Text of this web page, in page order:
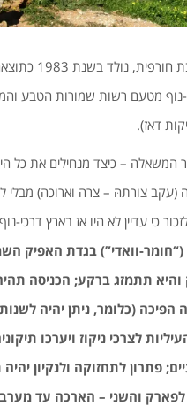
רעיון הדרך הנופית
נוף מטעם רשות שמורות הטבע
דאז).
– כיצד מנחילים את כל
(עקב צורתהּ – צרה וארוכה) מבלי
כי עדיין לא היו אז בארץ דרכי-
(“חומר-וואדי”) בגדת האפיק
תתמזג ברקע; הכניסה
(כלומר, ניתן יהיה
לצרכי ניקוז ויערכו
פתרון לתחזוקה ולנקיון
והשני – הארכה עד